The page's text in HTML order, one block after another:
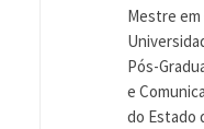
Mestre em
Pós-
e
do Estado